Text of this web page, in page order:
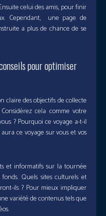
celui des amis, pour finir
Cependant, une page de
a plus de chance de se
pour optimiser
claire des objectifs de collecte
cela comme votre
? Pourquoi ce voyage a-t-il
ce voyage sur vous et vos
et informatifs sur la tournée
Quels sites culturels et
ils ? Pour mieux impliquer
variété de contenus tels que